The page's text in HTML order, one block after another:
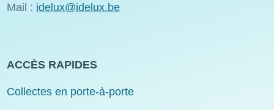
Mail : idelux@idelux.be
ACCÈS RAPIDES
Collectes en porte-à-porte